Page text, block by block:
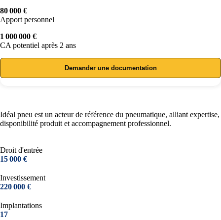
80 000 €
Apport personnel
1 000 000 €
CA potentiel après 2 ans
Demander une documentation
Idéal pneu est un acteur de référence du pneumatique, alliant expertise,
disponibilité produit et accompagnement professionnel.
Droit d'entrée
15 000 €
Investissement
220 000 €
Implantations
17